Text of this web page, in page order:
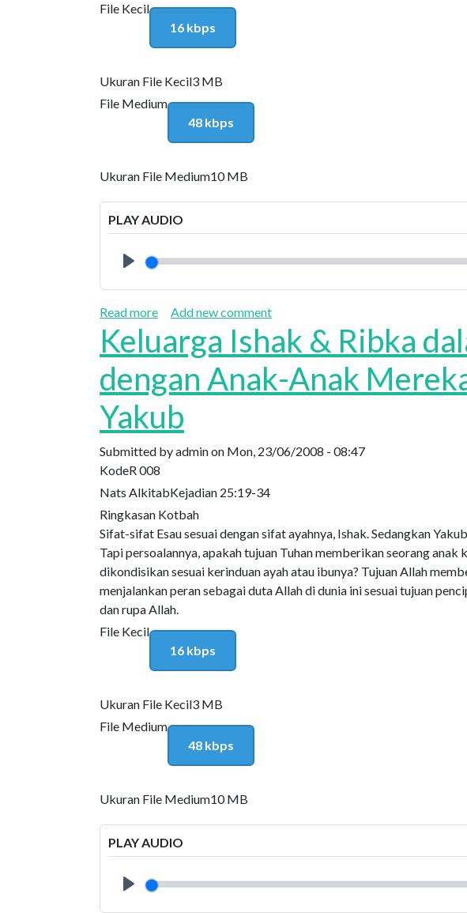
File Kecil
16 kbps
Ukuran File Kecil3 MB
File Medium
48 kbps
Ukuran File Medium10 MB
PLAY AUDIO
Read moreabout Yakub Melarikan Diri dari Keluarganya
Add new comment
Keluarga Ishak & Ribka
dengan Anak-Anak
Yakub
Submitted byadminon Mon, 23/06/2008 - 08:47
KodeR 008
Nats AlkitabKejadian 25:19-34
Ringkasan Kotbah
Sifat-sifat Esau sesuai dengan sifat ayahnya, Ishak. Sedangkan
Tapi persoalannya, apakah tujuan Tuhan memberikan seorang
dikondisikan sesuai kerinduan ayah atau ibunya? Tujuan Allah
menjalankan peran sebagai duta Allah di dunia ini sesuai tujuan
dan rupa Allah.
File Kecil
16 kbps
Ukuran File Kecil3 MB
File Medium
48 kbps
Ukuran File Medium10 MB
PLAY AUDIO